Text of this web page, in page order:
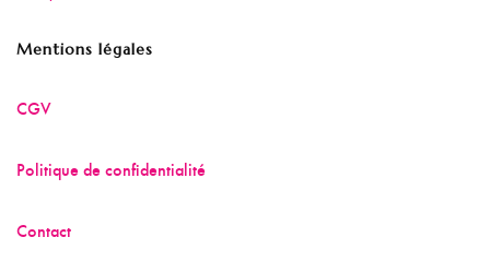
Mentions légales
CGV
Politique de confidentialité
Contact